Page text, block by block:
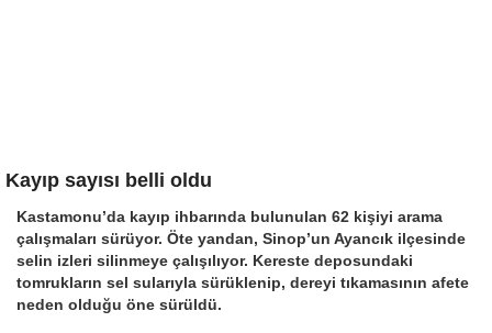
Kayıp sayısı belli oldu
Kastamonu’da kayıp ihbarında bulunulan 62 kişiyi arama
çalışmaları sürüyor. Öte yandan, Sinop’un Ayancık ilçesinde
selin izleri silinmeye çalışılıyor. Kereste deposundaki
tomrukların sel sularıyla sürüklenip, dereyi tıkamasının afete
neden olduğu öne sürüldü.